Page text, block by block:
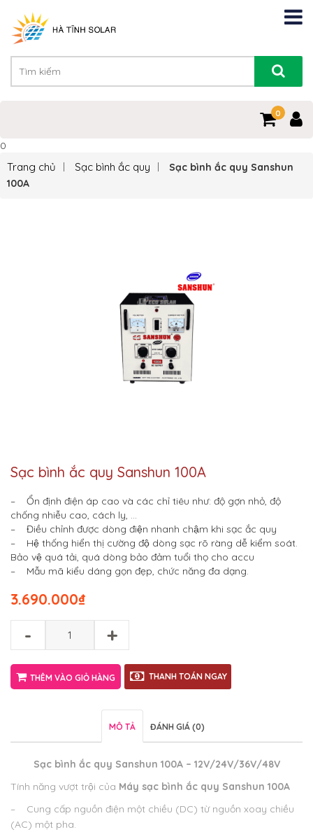
0
0
Trang chủ Sạc bình ắc quy
Sạc bình ắc quy Sanshun
100A
Sạc bình ắc quy Sanshun 100A
– Ổn định điện áp cao và các chỉ tiêu như: độ gợn nhỏ, độ
chống nhiễu cao, cách ly, …
– Điều chỉnh được dòng điện nhanh chậm khi sạc ắc quy
– Hệ thống hiển thị cường độ dòng sạc rõ ràng dễ kiểm soát.
Bảo vệ quá tải, quá dòng bảo đảm tuổi thọ cho accu
– Mẫu mã kiểu dáng gọn đẹp, chức năng đa dạng.
₫
3.690.000
- +
THÊM VÀO GIỎ HÀNG THANH TOÁN NGAY
MÔ TẢ ĐÁNH GIÁ (0)
Sạc bình ắc quy Sanshun 100A – 12V/24V/36V/48V
Tính năng vượt trội của Máy sạc bình ắc quy Sanshun 100A
– Cung cấp nguồn điện một chiều (DC) từ nguồn xoay chiều
(AC) một pha.